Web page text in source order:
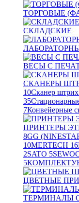
ТОРГОВЫЕ
СКЛАДСКИЕ
ВЕСЫ С
СКАНЕРЫ
10Сканер штрих
35
7Конвейерные
ПРИНТЕРЫ
8GG
10MERTECH 16
2SATO 5
5
ЦВЕТНЫЕ
ТЕРМИНАЛЫ